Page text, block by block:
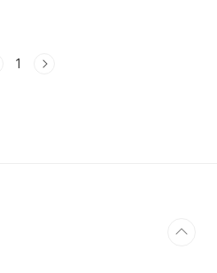
생활을 유지하는 데 도움이 됩니다. 이
겠습니다.고양이 서열은 왜 생기나요?
1